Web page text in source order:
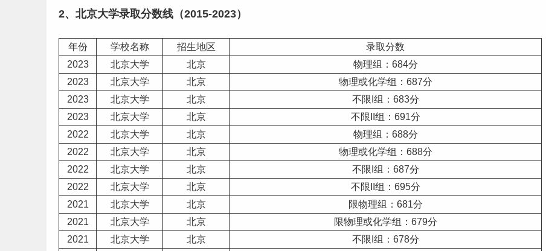
2、北京大学录取分数线 （2015-2023）
年份 学校名称 招生地区
录取分数
2023
北京大学 北京
物理组：684分
2023
北京大学 北京
物理或化学组：687分
2023
北京大学 北京
不限I组：683分
2023
北京大学 北京
不限II组：691分
2022
北京大学 北京
物理组：688分
2022
北京大学 北京
物理或化学组：688分
2022
北京大学 北京
不限I组：687分
2022
北京大学 北京
不限II组：695分
2021
北京大学 北京
限物理组：681分
2021
北京大学 北京
限物理或化学组：679分
2021
北京大学 北京
不限I组：678分